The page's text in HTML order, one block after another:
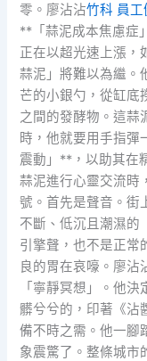
零。廖沾沾竹科 員工
**「蒜泥成本焦慮症
正在以超光速上漲，
蒜泥」將難以為繼。
芒的小銀勺，從缸底
之間的發酵物。這蒜
時，他就要用手指彈
震動」**，以助其在
蒜泥進行心靈交流時
號。首先是聲音。街
不斷、低沉且潮濕
引擎聲，也不是正常
良的胃在哀嚎。廖沾
「寧靜冥想」。他
髒兮兮的，印著《沾
備不時之需。他一腳
象震驚了。整條城市